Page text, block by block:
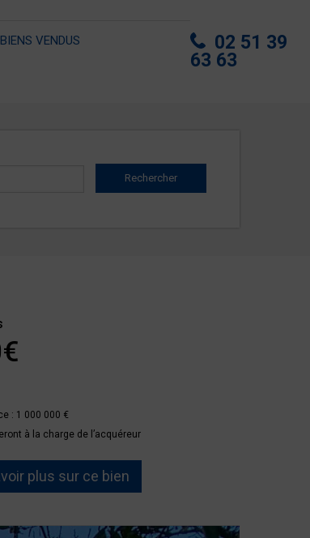
VENDUS
02 51 39
63 63
: 1 000 000 €
à la charge de l’acquéreur
plus sur ce bien